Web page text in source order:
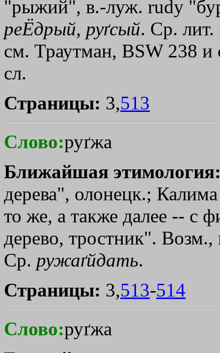
"рыжий", в.-луж. rudу
реЁдрый, руґсый. Ср.
см. Траутман, ВSW 238 и
сл.
Страницы: 3,513
Слово:руґжа
Ближайшая
дерева", олонецк.;
то же, а также далее -- с
дерево, тростник". Возм.,
Ср. ружаґйдать.
Страницы: 3,513-514
Слово:руґжа